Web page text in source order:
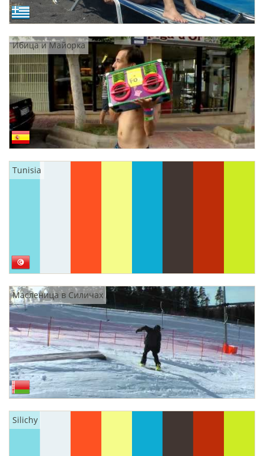
Ибица и Майорка
Tunisia
Масленица в Силичах
Silichy